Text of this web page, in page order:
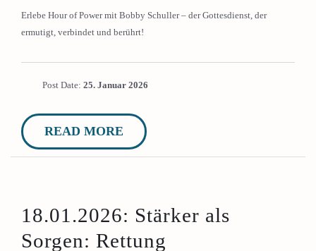
Erlebe Hour of Power mit Bobby Schuller – der Gottesdienst, der
ermutigt, verbindet und berührt!
Post Date: 25. Januar 2026
READ MORE
18.01.2026: Stärker als
Sorgen: Rettung